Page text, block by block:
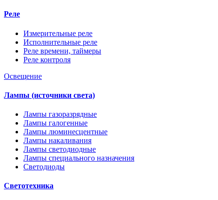
Реле
Измерительные реле
Исполнительные реле
Реле времени, таймеры
Реле контроля
Освещение
Лампы (источники света)
Лампы газоразрядные
Лампы галогенные
Лампы люминесцентные
Лампы накаливания
Лампы светодиодные
Лампы специального назначения
Светодиоды
Светотехника